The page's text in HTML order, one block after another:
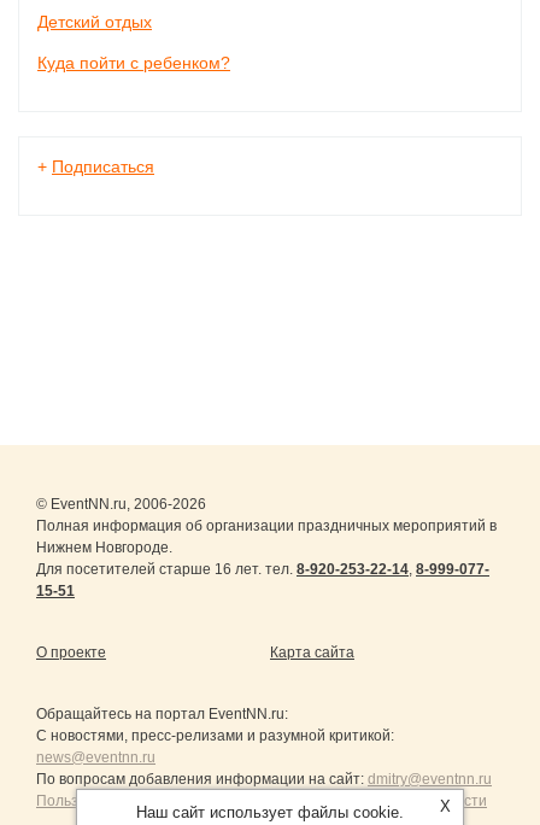
Детский отдых
Куда пойти с ребенком?
+ Подписаться
© EventNN.ru, 2006-2026
Полная информация об организации праздничных мероприятий в
Нижнем Новгороде.
Для посетителей старше 16 лет. тел. 8-920-253-22-14, 8-999-077-
15-51
О проекте Карта сайта
Обращайтесь на портал EventNN.ru:
С новостями, пресс-релизами и разумной критикой:
news@eventnn.ru
По вопросам добавления информации на сайт: dmitry@eventnn.ru
Пользовательское Соглашение и политика конфиденциальности
X
Наш сайт использует файлы cookie.